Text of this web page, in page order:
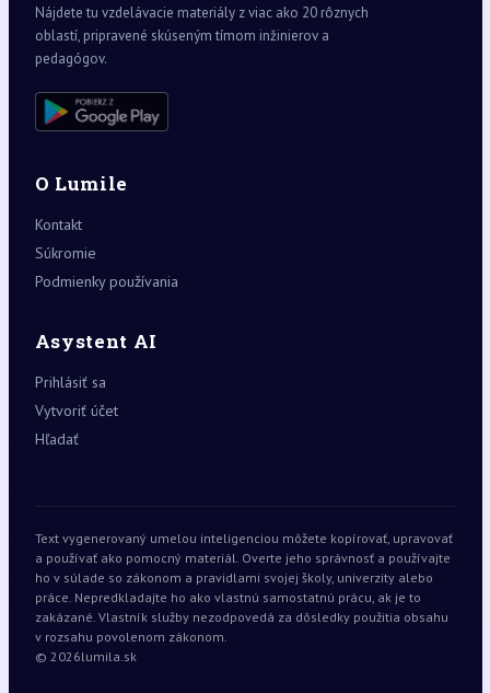
Nájdete tu vzdelávacie materiály z viac ako 20 rôznych
oblastí, pripravené skúseným tímom inžinierov a
pedagógov.
O Lumile
Kontakt
Súkromie
Podmienky používania
Asystent AI
Prihlásiť sa
Vytvoriť účet
Hľadať
Text vygenerovaný umelou inteligenciou môžete kopírovať, upravovať
a používať ako pomocný materiál. Overte jeho správnosť a používajte
ho v súlade so zákonom a pravidlami svojej školy, univerzity alebo
práce. Nepredkladajte ho ako vlastnú samostatnú prácu, ak je to
zakázané. Vlastník služby nezodpovedá za dôsledky použitia obsahu
v rozsahu povolenom zákonom.
© 2026lumila.sk